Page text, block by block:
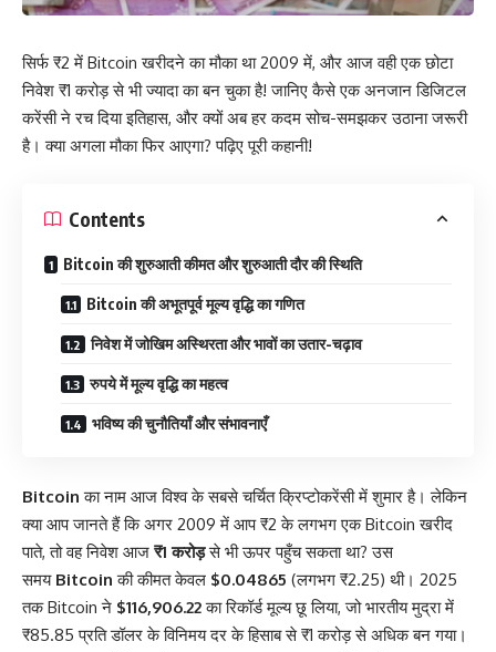
सिर्फ ₹2 में Bitcoin खरीदने का मौका था 2009 में, और आज वही एक छोटा
निवेश ₹1 करोड़ से भी ज्यादा का बन चुका है! जानिए कैसे एक अनजान डिजिटल
करेंसी ने रच दिया इतिहास, और क्यों अब हर कदम सोच-समझकर उठाना जरूरी
है। क्या अगला मौका फिर आएगा? पढ़िए पूरी कहानी!
Contents
Bitcoin की शुरुआती कीमत और शुरुआती दौर की स्थिति
Bitcoin की अभूतपूर्व मूल्य वृद्धि का गणित
निवेश में जोखिम अस्थिरता और भावों का उतार-चढ़ाव
रुपये में मूल्य वृद्धि का महत्व
भविष्य की चुनौतियाँ और संभावनाएँ
Bitcoin का नाम आज विश्व के सबसे चर्चित क्रिप्टोकरेंसी में शुमार है। लेकिन
क्या आप जानते हैं कि अगर 2009 में आप ₹2 के लगभग एक Bitcoin खरीद
पाते, तो वह निवेश आज ₹1 करोड़से भी ऊपर पहुँच सकता था? उस
समय Bitcoin की कीमत केवल $0.04865 (लगभग ₹2.25) थी। 2025
तक Bitcoin ने $116,906.22का रिकॉर्ड मूल्य छू लिया, जो भारतीय मुद्रा में
₹85.85 प्रति डॉलर के विनिमय दर के हिसाब से ₹1 करोड़ से अधिक बन गया।